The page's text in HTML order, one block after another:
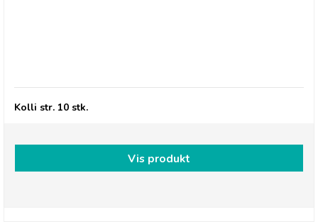
Kolli str. 10 stk.
Vis produkt